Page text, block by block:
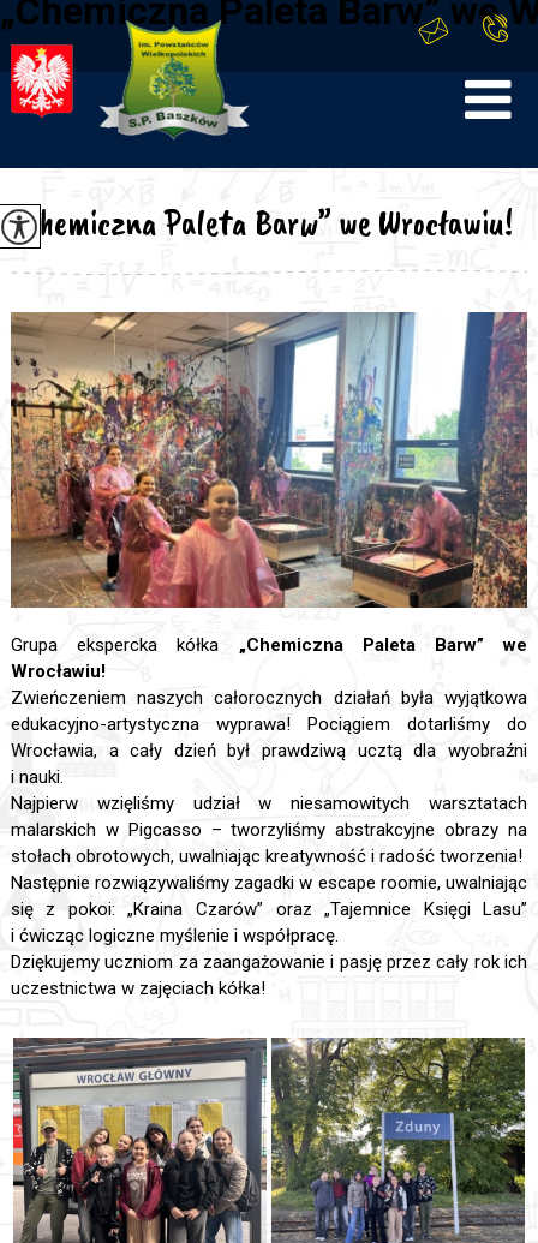
„Chemiczna Paleta Barw” we
„Chemiczna Paleta Barw” we Wrocławiu!
Grupa ekspercka kółka „Chemiczna Paleta Barw” we
Wrocławiu!
Zwieńczeniem naszych całorocznych działań była wyjątkowa
edukacyjno-artystyczna wyprawa! Pociągiem dotarliśmy do
Wrocławia, a cały dzień był prawdziwą ucztą dla wyobraźni
i nauki.
Najpierw wzięliśmy udział w niesamowitych warsztatach
malarskich w Pigcasso – tworzyliśmy abstrakcyjne obrazy na
stołach obrotowych, uwalniając kreatywność i radość tworzenia!
Następnie rozwiązywaliśmy zagadki w escape roomie, uwalniając
się z pokoi: „Kraina Czarów” oraz „Tajemnice Księgi Lasu”
i ćwicząc logiczne myślenie i współpracę.
Dziękujemy uczniom za zaangażowanie i pasję przez cały rok ich
uczestnictwa w zajęciach kółka!